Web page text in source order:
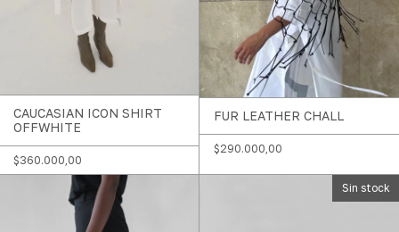
CAUCASIAN ICON SHIRT
OFFWHITE
$360.000,00
FUR LEATHER CHALL
$290.000,00
Sin stock